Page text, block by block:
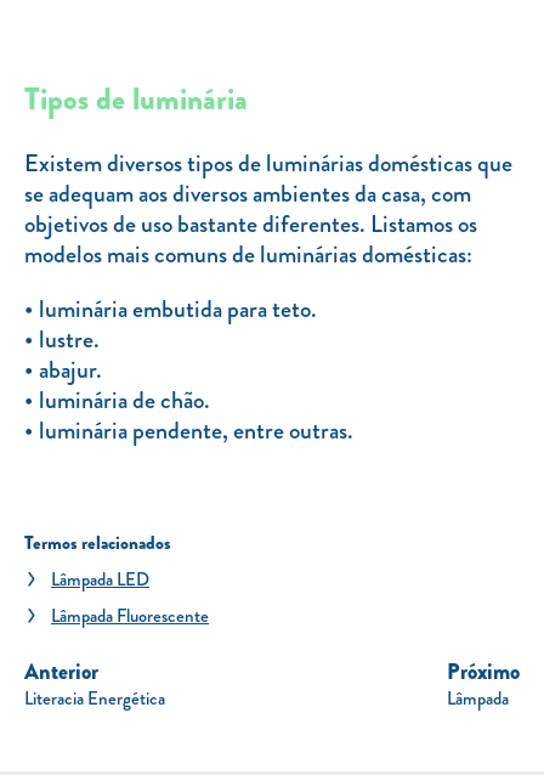
Tipos de luminária
Existem diversos tipos de luminárias domésticas que
se adequam aos diversos ambientes da casa, com
objetivos de uso bastante diferentes. Listamos os
modelos mais comuns de luminárias domésticas:
luminária embutida para teto.
lustre.
abajur.
luminária de chão.
luminária pendente, entre outras.
Termos relacionados
Lâmpada LED
Lâmpada Fluorescente
Anterior
Literacia Energética
Próximo
Lâmpada